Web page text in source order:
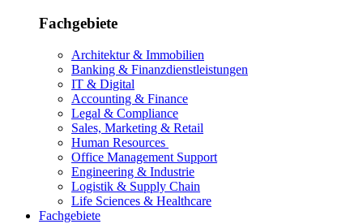
Fachgebiete
Architektur & Immobilien
Banking & Finanzdienstleistungen
IT & Digital
Accounting & Finance
Legal & Compliance
Sales, Marketing & Retail
Human Resources
Office Management Support
Engineering & Industrie
Logistik & Supply Chain
Life Sciences & Healthcare
Fachgebiete